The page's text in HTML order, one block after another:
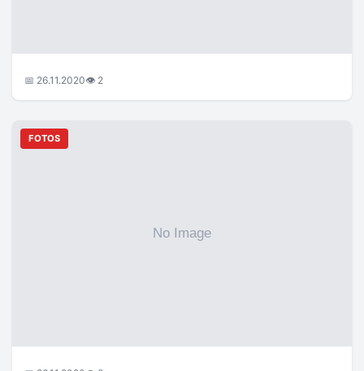
📅 26.11.2020👁 2
FOTOS